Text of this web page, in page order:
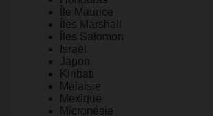
Île Maurice
Îles Marshall
Îles Salomon
Israël
Japon
Kiribati
Malaisie
Mexique
Micronésie